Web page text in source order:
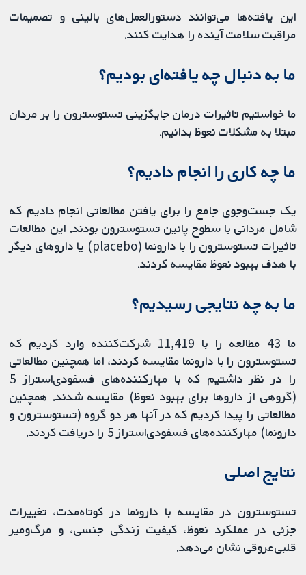
این یافته‌ها می‌توانند دستورالعمل‌های بالینی و تصمیمات
مراقبت سلامت آینده را هدایت کنند.
ما به دنبال چه یافته‌ای بودیم؟
ما خواستیم تاثیرات درمان جایگزینی تستوسترون را بر مردان
مبتلا به مشکلات نعوظ بدانیم.
ما چه کاری را انجام دادیم؟
یک جست‌وجوی جامع را برای یافتن مطالعاتی انجام دادیم که
شامل مردانی با سطوح پائین تستوسترون بودند. این مطالعات
تاثیرات تستوسترون را با دارونما (placebo) یا داروهای دیگر
با هدف بهبود نعوظ مقایسه کردند.
ما به چه نتایجی رسیدیم؟
ما 43 مطالعه را با 11,419 شرکت‌کننده وارد کردیم که
تستوسترون را با دارونما مقایسه کردند، اما همچنین مطالعاتی
را در نظر داشتیم که با مهارکننده‌های فسفودی‌استراز 5
(گروهی از داروها برای بهبود نعوظ) مقایسه شدند. همچنین
مطالعاتی را پیدا کردیم که در آنها هر دو گروه (تستوسترون و
دارونما) مهارکننده‌های فسفودی‌استراز 5 را دریافت کردند.
نتایج اصلی
تستوسترون در مقایسه با دارونما در کوتاه‌مدت، تغییرات
جزئی در عملکرد نعوظ، کیفیت زندگی جنسی، و مرگ‌ومیر
قلبی‌عروقی نشان می‌دهد.